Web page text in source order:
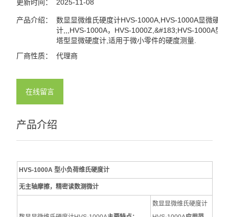
更新时间： 2025-11-08
产品介绍：
数显显微维氏硬度计HVS-1000A,HVS-1000A显微硬度
计,,,HVS-1000A，HVS-1000Z,&#183;HVS-1000A型
塔型显微硬度计,适用于微小零件的硬度测量.
厂商性质：
代理商
在线留言
产品介绍
HVS-1000A 型小负荷维氏硬度计
无主轴摩擦，精密读数测微计
数显显微维氏硬度计